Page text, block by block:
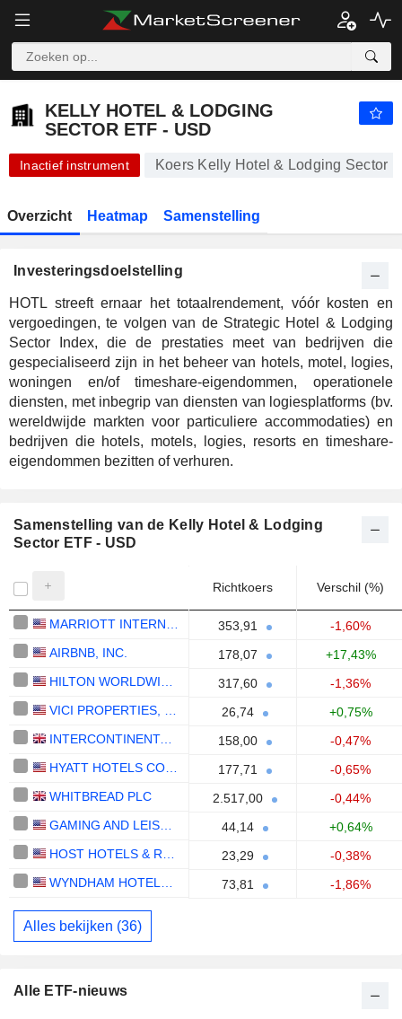
KELLY HOTEL & LODGING SECTOR ETF - USD - $ -
KELLY HOTEL & LODGING
SECTOR ETF - USD
Inactief instrument Koers Kelly Hotel & Lodging Sector
Overzicht Heatmap Samenstelling
Investeringsdoelstelling
HOTL streeft ernaar het totaalrendement, vóór kosten en
vergoedingen, te volgen van de Strategic Hotel & Lodging
Sector Index, die de prestaties meet van bedrijven die
gespecialiseerd zijn in het beheer van hotels, motel, logies,
woningen en/of timeshare-eigendommen, operationele
diensten, met inbegrip van diensten van logiesplatforms (bv.
wereldwijde markten voor particuliere accommodaties) en
bedrijven die hotels, motels, logies, resorts en timeshare-
eigendommen bezitten of verhuren.
Samenstelling van de Kelly Hotel & Lodging
Sector ETF - USD
Richtkoers Verschil (%)
353,91
-1,60%
AIRBNB, INC.
178,07
+17,43%
317,60
-1,36%
26,74
+0,75%
INTERCONTINENTAL HOTELS GROUP PLC
158,00
-0,47%
177,71
-0,65%
WHITBREAD PLC
2.517,00
-0,44%
44,14
+0,64%
23,29
-0,38%
73,81 -1,86%
Alles bekijken (36)
Alle ETF-nieuws